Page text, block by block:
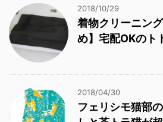
2018/10/29
着物クリーニン
め】宅配OKのト
2018/04/30
フェリシモ猫部